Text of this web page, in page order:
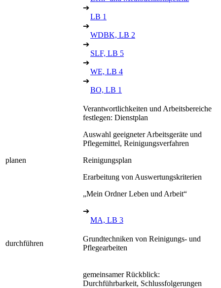
➔
LB 1
➔
WDBK, LB 2
➔
SLF, LB 5
➔
WE, LB 4
➔
BO, LB 1
planen
Verantwortlichkeiten und Arbeitsbereiche
festlegen: Dienstplan
Auswahl geeigneter Arbeitsgeräte und
Pflegemittel, Reinigungsverfahren
Reinigungsplan
Erarbeitung von Auswertungskriterien
„Mein Ordner Leben und Arbeit“
➔
MA, LB 3
durchführen
Grundtechniken von Reinigungs- und
Pflegearbeiten
gemeinsamer Rückblick:
Durchführbarkeit, Schlussfolgerungen